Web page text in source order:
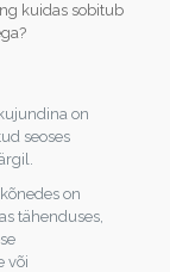
kuidas sobitub
on
seoses
on
tähenduses,
või